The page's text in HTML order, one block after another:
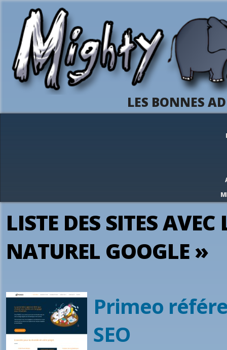
LES BONNES
LISTE DES SITES
NATUREL GOOGLE »
Primeo
SEO